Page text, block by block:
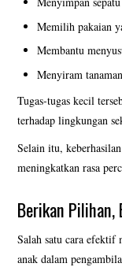
Memilih pakaian
Membantu
Menyiram
Tugas-tugas kecil
terhadap lingkungan
Selain itu,
meningkatkan rasa
Berikan
Salah satu cara efektif
anak dalam